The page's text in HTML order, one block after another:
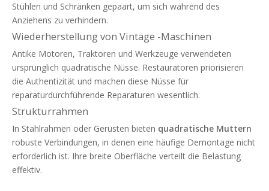
Stühlen und Schränken gepaart, um sich während des
Anziehens zu verhindern.
Wiederherstellung von Vintage -Maschinen
Antike Motoren, Traktoren und Werkzeuge verwendeten
ursprünglich quadratische Nüsse. Restauratoren priorisieren
die Authentizität und machen diese Nüsse für
reparaturdurchführende Reparaturen wesentlich.
Strukturrahmen
In Stahlrahmen oder Gerüsten bieten quadratische Muttern
robuste Verbindungen, in denen eine häufige Demontage nicht
erforderlich ist. Ihre breite Oberfläche verteilt die Belastung
effektiv.